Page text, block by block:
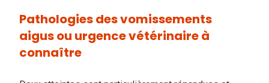
Pathologies des vomissements
aigus ou urgence vétérinaire à
connaître